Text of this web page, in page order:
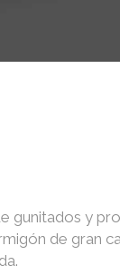
gunitados y
de gran